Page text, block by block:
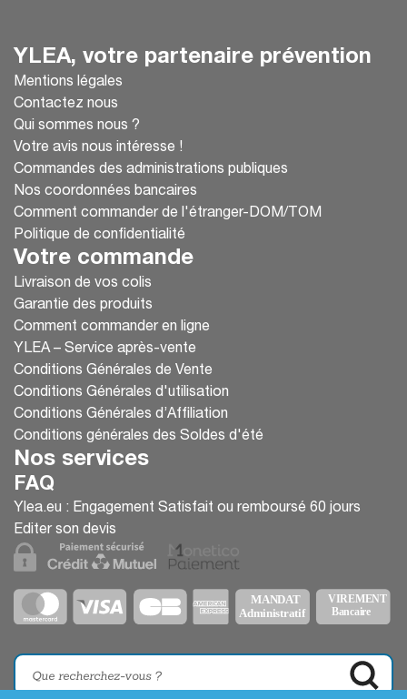
YLEA, votre partenaire prévention
Mentions légales
Contactez nous
Qui sommes nous ?
Votre avis nous intéresse !
Commandes des administrations publiques
Nos coordonnées bancaires
Comment commander de l'étranger-DOM/TOM
Politique de confidentialité
Votre commande
Livraison de vos colis
Garantie des produits
Comment commander en ligne
YLEA – Service après-vente
Conditions Générales de Vente
Conditions Générales d'utilisation
Conditions Générales d’Affiliation
Conditions générales des Soldes d'été
Nos services
FAQ
Ylea.eu : Engagement Satisfait ou remboursé 60 jours
Editer son devis